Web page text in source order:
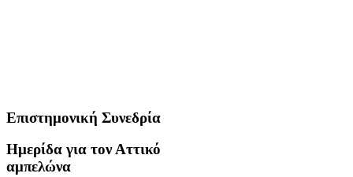
Επιστημονική Συνεδρία
Ημερίδα για τον Αττικό
αμπελώνα